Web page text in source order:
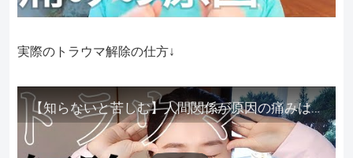
実際のトラウマ解除の仕方↓
【知らないと苦しむ】人間関係が原因の痛みはトラウマ解除が必須。病院に行っても原因不明で治らない不調はこれをしてからケアしてみてください。